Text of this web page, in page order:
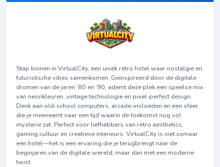
Stap binnen in VirtualCity, een uniek retro hotel waar nostalgie en
futuristische vibes samenkomen. Geïnspireerd door de digitale
dromen van de jaren ‘80 en ‘90, ademt deze plek een speelse mix
van neonkleuren, vintage technologie en pixel-perfect design.
Denk aan old-school computers, arcade-invloeden en een sfeer
die je meeneemt naar een tijd waarin de toekomst nog vol
mysterie zat. Perfect voor liefhebbers van retro aesthetics,
gaming cultuur en creatieve interieurs. VirtualCity is niet zomaar
een hotel—het is een ervaring die je terugbrengt naar de
beginjaren van de digitale wereld, maar dan met een moderne
twist.